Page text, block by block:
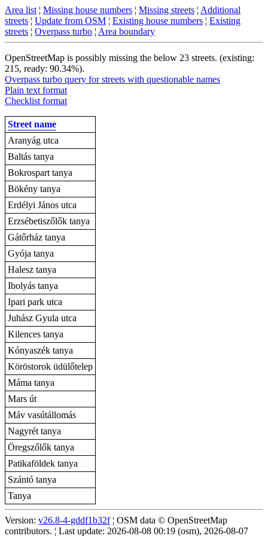
Area list ¦ Missing house numbers ¦ Missing streets ¦ Additional
streets ¦ Update from OSM ¦ Existing house numbers ¦ Existing
streets ¦ Overpass turbo ¦ Area boundary
OpenStreetMap is possibly missing the below 23 streets. (existing:
215, ready: 90.34%).
Overpass turbo query for streets with questionable names
Plain text format
Checklist format
Street name
Aranyág utca
Baltás tanya
Bokrospart tanya
Bökény tanya
Erdélyi János utca
Erzsébetiszőlők tanya
Gátőrház tanya
Gyója tanya
Halesz tanya
Ibolyás tanya
Ipari park utca
Juhász Gyula utca
Kilences tanya
Kónyaszék tanya
Köröstorok üdülőtelep
Máma tanya
Mars út
Máv vasútállomás
Nagyrét tanya
Öregszőlők tanya
Patikaföldek tanya
Szántó tanya
Tanya
Version: v26.8-4-gddf1b32f¦ OSM data © OpenStreetMap
contributors. ¦ Last update: 2026-08-08 00:19 (osm), 2026-08-07